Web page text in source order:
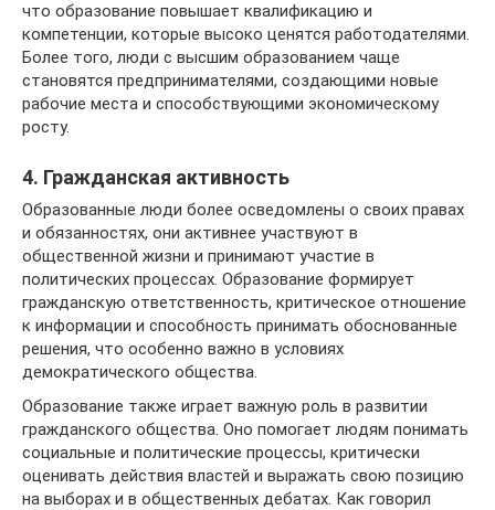
что образование повышает квалификацию и
компетенции, которые высоко ценятся работодателями.
Более того, люди с высшим образованием чаще
становятся предпринимателями, создающими новые
рабочие места и способствующими экономическому
росту.
4. Гражданская активность
Образованные люди более осведомлены о своих правах
и обязанностях, они активнее участвуют в
общественной жизни и принимают участие в
политических процессах. Образование формирует
гражданскую ответственность, критическое отношение
к информации и способность принимать обоснованные
решения, что особенно важно в условиях
демократического общества.
Образование также играет важную роль в развитии
гражданского общества. Оно помогает людям понимать
социальные и политические процессы, критически
оценивать действия властей и выражать свою позицию
на выборах и в общественных дебатах. Как говорил